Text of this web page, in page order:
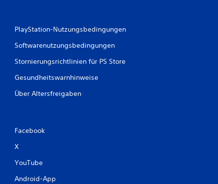
PlayStation-Nutzungsbedingungen
Softwarenutzungsbedingungen
Stornierungsrichtlinien für PS Store
Gesundheitswarnhinweise
Über Altersfreigaben
Facebook
X
YouTube
Android-App